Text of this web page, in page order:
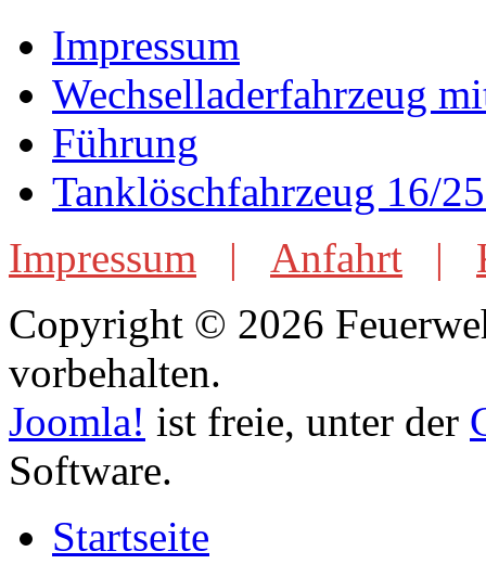
Impressum
Wechselladerfahrzeug
Führung
Tanklöschfahrzeug 16/
Impressum | Anfahrt |
Copyright © 2026
vorbehalten.
Joomla! ist freie, unter der
Software.
Startseite